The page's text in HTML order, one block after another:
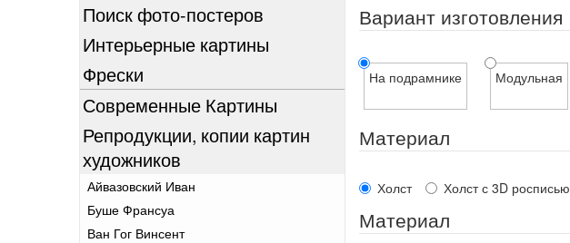
Поиск фото-постеров
Интерьерные картины
Фрески
Современные Картины
Репродукции, копии картин
художников
Айвазовский Иван
Буше Франсуа
Ван Гог Винсент
Вариант изготовления
На подрамнике Модульная
Материал
Холст Холст с 3D росписью
Материал